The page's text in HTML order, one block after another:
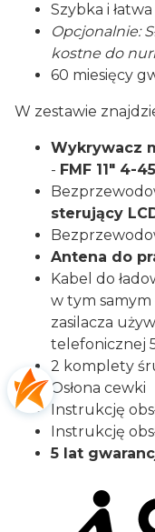
Szybka i
Opcjonalnie:
kostne do
60 miesięcy
W zestawie
Wykrywacz
- FMF 11" 4-
sterujący
Antena do
Kabel do
w tym samym
zasilacza
telefonicznej
2 komplety
Osłona cewki
Instrukcję
Instrukcję
5 lat